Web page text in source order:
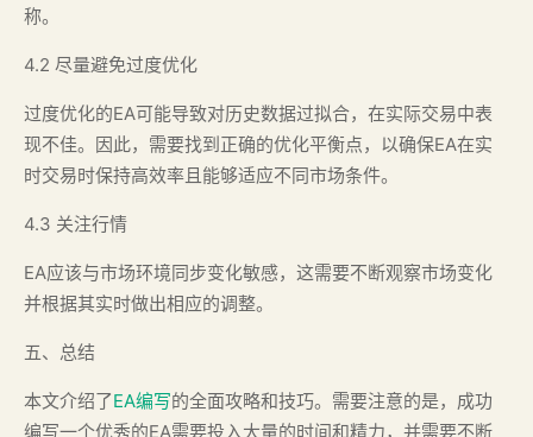
称。
4.2 尽量避免过度优化
过度优化的EA可能导致对历史数据过拟合，在实际交易中表
现不佳。因此，需要找到正确的优化平衡点，以确保EA在实
时交易时保持高效率且能够适应不同市场条件。
4.3 关注行情
EA应该与市场环境同步变化敏感，这需要不断观察市场变化
并根据其实时做出相应的调整。
五、总结
本文介绍了EA编写的全面攻略和技巧。需要注意的是，成功
编写一个优秀的EA需要投入大量的时间和精力，并需要不断